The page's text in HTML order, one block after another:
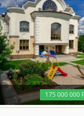
175000000